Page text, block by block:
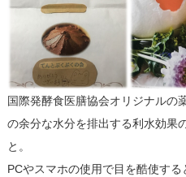
国際発酵食医膳協会オリジナルの
の余分な水分を排出する利水効果
と。
PCやスマホの使用で目を酷使す